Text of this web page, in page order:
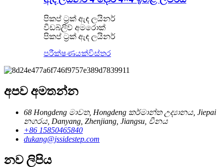
පිකප් ට්‍රක් ඇඳ ලයිනර්
වීඩබ්ලිව් අමරොක්
පිකප් ට්‍රක් ඇඳ ලයිනර්
පරීක්ෂණයක්විස්තර
අපව අමතන්න
68 Hongdeng මාවත, Hongdeng කර්මාන්ත උද්‍යානය, Jiepai
නගරය, Danyang, Zhenjiang, Jiangsu, චීනය
+86 15850465840
dukang@jssidestep.com
නව ලිපිය